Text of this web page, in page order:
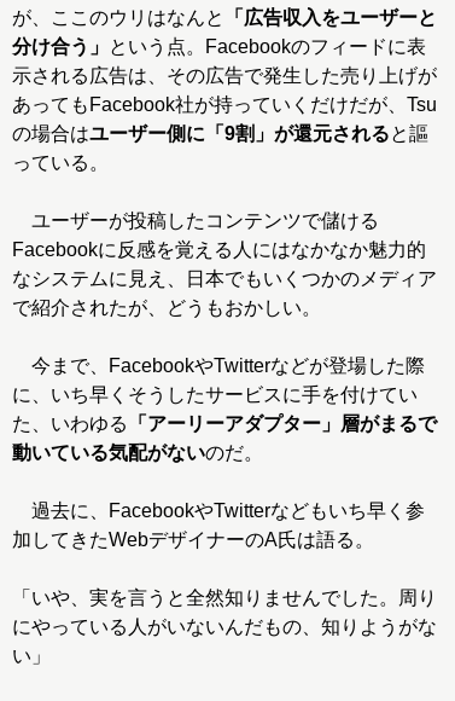
が、ここのウリはなんと
「広告収入をユーザーと
分け合う」 という点。Facebookのフィードに表
示される広告は、その広告で発生した売り上げが
あってもFacebook社が持っていくだけだが、Tsu
の場合はユーザー側に「9割」が還元されると謳
っている。
ユーザーが投稿したコンテンツで儲ける
Facebookに反感を覚える人にはなかなか魅力的
なシステムに見え、日本でもいくつかのメディア
で紹介されたが、どうもおかしい。
今まで、FacebookやTwitterなどが登場した際
に、いち早くそうしたサービスに手を付けてい
た、いわゆる
「アーリーアダプター」層がまるで
動いている気配がないのだ。
過去に、FacebookやTwitterなどもいち早く参
加してきたWebデザイナーのA氏は語る。
「いや、実を言うと全然知りませんでした。周り
にやっている人がいないんだもの、知りようがな
い」